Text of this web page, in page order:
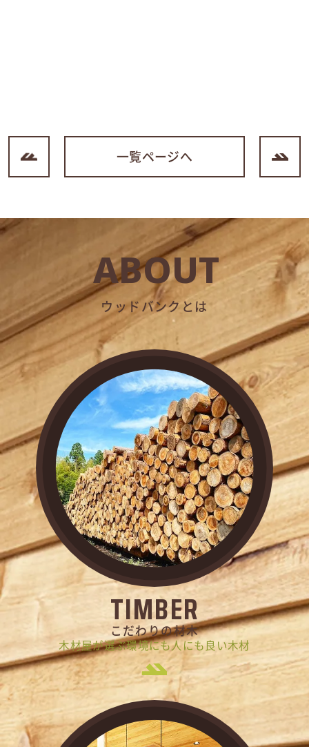
一覧ページへ
ABOUT
ウッドバンクとは
TIMBER
こだわりの材木
木材屋が選ぶ環境にも人にも良い木材